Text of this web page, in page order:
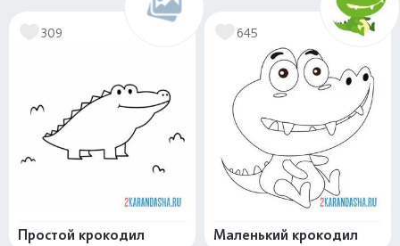
309
Простой крокодил
645
Маленький крокодил